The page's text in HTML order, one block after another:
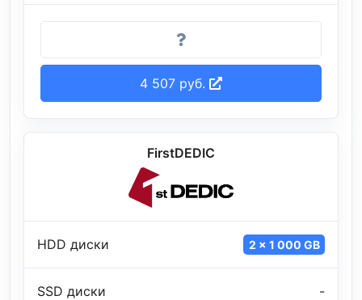
4 507 руб.
FirstDEDIC
HDD диски 2 x 1 000 GB
SSD диски -